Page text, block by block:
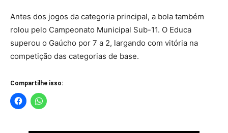
Antes dos jogos da categoria principal, a bola também
rolou pelo Campeonato Municipal Sub-11. O Educa
superou o Gaúcho por 7 a 2, largando com vitória na
competição das categorias de base.
Compartilhe isso: